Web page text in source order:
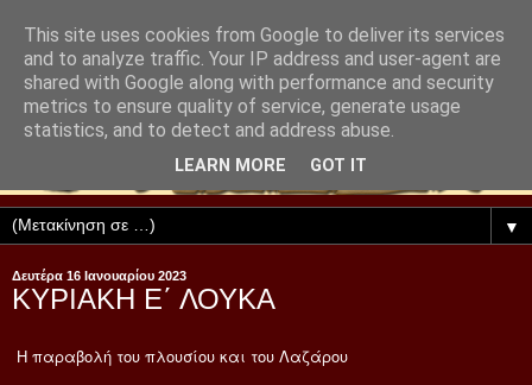
▼
Δευτέρα 16 Ιανουαρίου 2023
ΚΥΡΙΑΚΗ Ε΄ ΛΟΥΚΑ
Η παραβολή του πλουσίου και του Λαζάρου
This site uses cookies from Google to deliver its services
and to analyze traffic. Your IP address and user-agent are
shared with Google along with performance and security
metrics to ensure quality of service, generate usage
statistics, and to detect and address abuse.
LEARN MORE GOT IT